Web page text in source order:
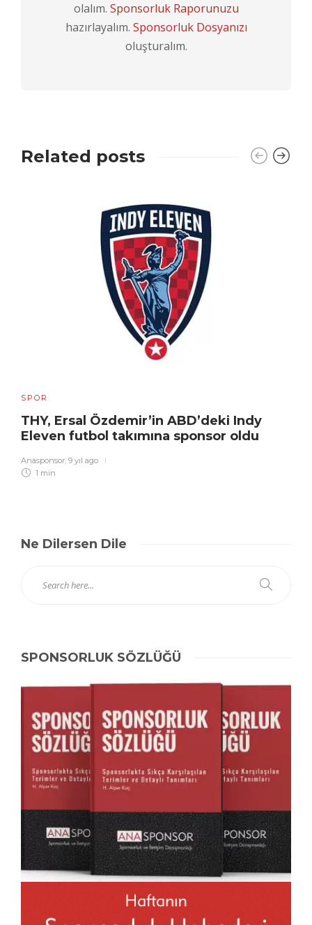
olalım. Sponsorluk Raporunuzu
hazırlayalım. Sponsorluk Dosyanızı
oluşturalım.
Related posts
SPOR
THY, Ersal Özdemir’in ABD’deki Indy
Eleven futbol takımına sponsor oldu
Anasponsor, 9 yıl ago
1 min
Ne Dilersen Dile
SPONSORLUK SÖZLÜĞÜ